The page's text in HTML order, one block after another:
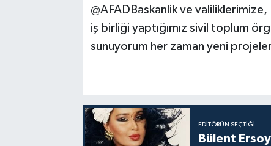
@AFADBaskanlik ve valiliklerimize,
iş birliği yaptığımız sivil toplum
sunuyorum her zaman yeni
EDITÖRÜN SEÇTIĞI
Bülent